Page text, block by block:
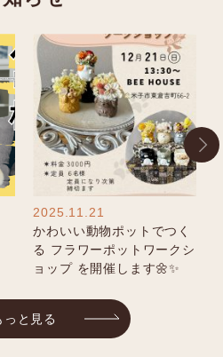
2025.11.21
かわいい動物ポットでつく
る フラワーポットワークシ
ョップ を開催します🌼✨
っと見る